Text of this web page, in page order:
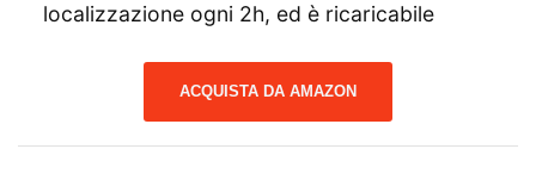
localizzazione ogni 2h, ed è ricaricabile
ACQUISTA DA AMAZON